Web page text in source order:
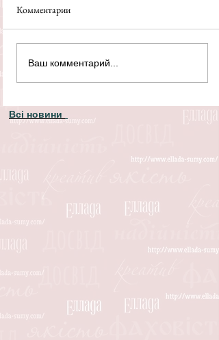
Комментарии
Ваш комментарий...
Всі новини